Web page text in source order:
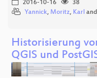
2016-10-16
38
Yannick, Moritz, Karl and
Historisierung
QGIS und